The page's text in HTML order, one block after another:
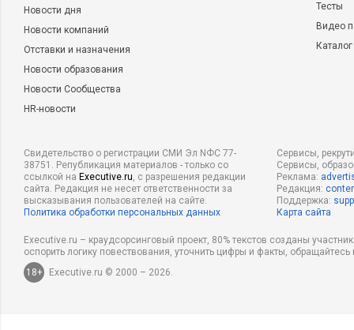
Новости дня
Новости компаний
Отставки и назначения
Новости образования
Новости Сообщества
HR-новости
Тесты
Видео
Свидетельство о регистрации СМИ Эл NФС 77-
38751. Републикация материалов - только со
ссылкой на Executive.ru, с разрешения редакции
сайта. Редакция не несет ответственности за
высказывания пользователей на сайте.
Политика обработки персональных данных
Сервисы,
Сервисы,
Реклама:
Редакция:
Поддержка:
Карта сайта
Executive.ru – краудсорсинговый проект, 80% текстов созданы
оспорить логику повествования, уточнить цифры и факты,
18+
Executive.ru © 2000 – 2026.